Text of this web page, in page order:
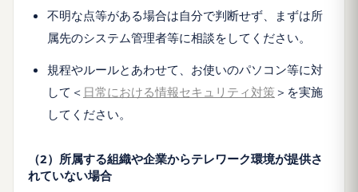
不明な点等がある場合は自分で判断せず、まずは所
属先のシステム管理者等に相談をしてください。
規程やルールとあわせて、お使いのパソコン等に対
して＜ 日常における情報セキュリティ対策＞を実施
してください。
（2）所属する組織や企業からテレワーク環境が提供さ
れていない場合